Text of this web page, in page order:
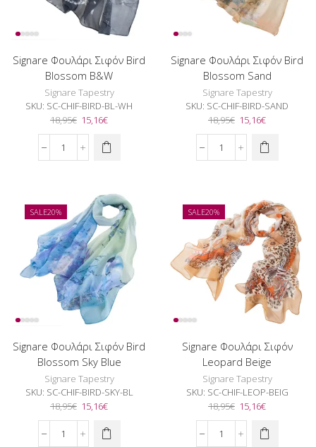
Signare Φουλάρι Σιφόν Bird
Blossom B&W
Signare Tapestry
SKU: SC-CHIF-BIRD-BL-WH
18,95€ Original
price
was:
18,95€.
15,16€Η
τιμή
Signare
Blossom
B&W
ποσότητα
Signare Φουλάρι Σιφόν Bird
Blossom Sand
Signare Tapestry
SKU: SC-CHIF-BIRD-SAND
18,95€ Original
price
was:
18,95€.
15,16€Η
τιμή
Signare
Blossom
Sand
ποσότητα
SALE20%
Signare Φουλάρι Σιφόν Bird
Blossom Sky Blue
Signare Tapestry
SKU: SC-CHIF-BIRD-SKY-BL
18,95€ Original
price
was:
15,16€Η
τιμή
Signare
SALE20%
Signare Φουλάρι Σιφόν
Leopard Beige
Signare Tapestry
SKU: SC-CHIF-LEOP-BEIG
18,95€ Original
price
was:
15,16€Η
τιμή
Signare